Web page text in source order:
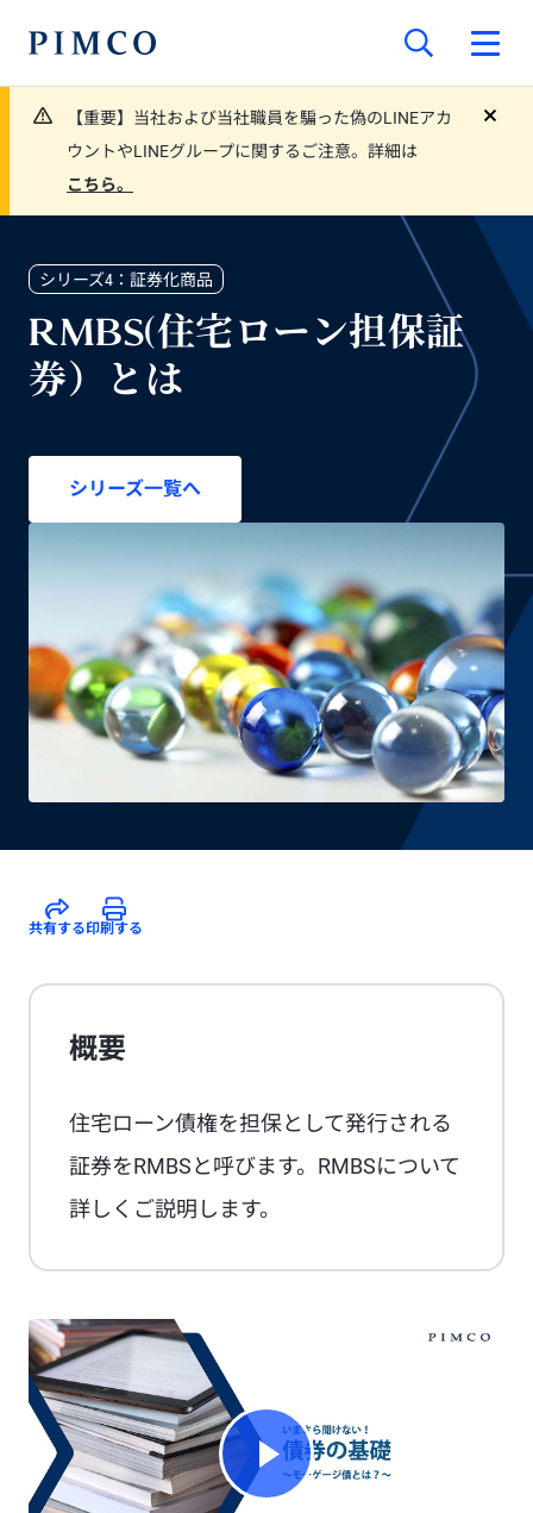
【重要】当社および当社職員を騙った偽のLINEアカ
ウントやLINEグループに関するご注意。詳細は
こちら。
シリーズ4：証券化商品
RMBS(住宅ローン担保証
券）とは
シリーズ一覧へ
共有する印刷する
概要
住宅ローン債権を担保として発行される
証券をRMBSと呼びます。RMBSについて
詳しくご説明します。